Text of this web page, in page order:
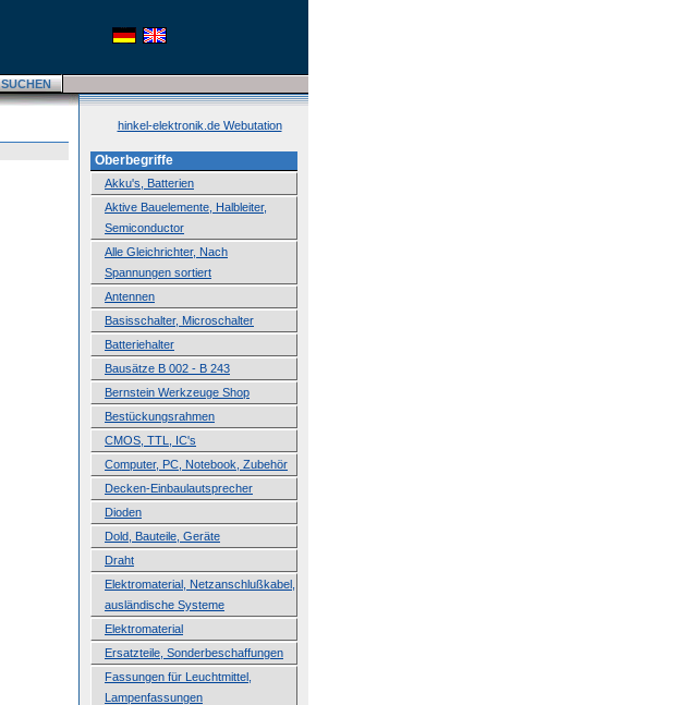
SUCHEN
hinkel-elektronik.de Webutation
Oberbegriffe
Akku's, Batterien
Aktive Bauelemente, Halbleiter,
Semiconductor
Alle Gleichrichter, Nach
Spannungen sortiert
Antennen
Basisschalter, Microschalter
Batteriehalter
Bausätze B 002 - B 243
Bernstein Werkzeuge Shop
Bestückungsrahmen
CMOS, TTL, IC's
Computer, PC, Notebook, Zubehör
Decken-Einbaulautsprecher
Dioden
Dold, Bauteile, Geräte
Draht
Elektromaterial, Netzanschlußkabel,
ausländische Systeme
Elektromaterial
Ersatzteile, Sonderbeschaffungen
Fassungen für Leuchtmittel,
Lampenfassungen